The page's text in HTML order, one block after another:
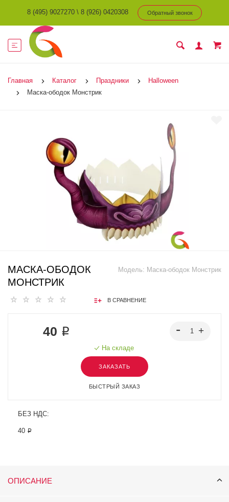
8 (495) 9027270 \ 8 (926) 0420308 Обратный звонок
Главная Каталог Праздники
Halloween
Маска-ободок Монстрик
Модель: Маска-ободок Монстрик
МАСКА-ОБОДОК
МОНСТРИК
В СРАВНЕНИЕ
40 ₽
На складе
ЗАКАЗАТЬ
БЫСТРЫЙ ЗАКАЗ
БЕЗ НДС:
40 ₽
ОПИСАНИЕ